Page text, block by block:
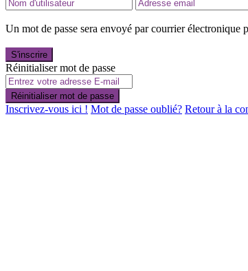
Un mot de passe sera envoyé par courrier électronique
S'inscrire
Réinitialiser mot de passe
Réinitialiser mot de passe
Inscrivez-vous ici ! Mot de passe oublié? Retour à la